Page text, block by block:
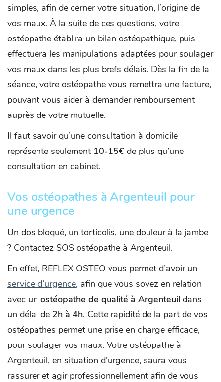
simples, afin de cerner votre situation, l’origine de
vos maux. À la suite de ces questions, votre
ostéopathe établira un bilan ostéopathique, puis
effectuera les manipulations adaptées pour soulager
vos maux dans les plus brefs délais. Dès la fin de la
séance, votre ostéopathe vous remettra une facture,
pouvant vous aider à demander remboursement
auprès de votre mutuelle.
Il faut savoir qu’une consultation à domicile
représente seulement 10-15€ de plus qu’une
consultation en cabinet.
Vos ostéopathes à Argenteuil pour
une urgence
Un dos bloqué, un torticolis, une douleur à la jambe
? Contactez SOS ostéopathe à Argenteuil.
En effet, REFLEX OSTEO vous permet d’avoir un
service d’urgence, afin que vous soyez en relation
avec un ostéopathe de qualité à Argenteuil dans
un délai de 2h à 4h. Cette rapidité de la part de vos
ostéopathes permet une prise en charge efficace,
pour soulager vos maux. Votre ostéopathe à
Argenteuil, en situation d’urgence, saura vous
rassurer et agir professionnellement afin de vous